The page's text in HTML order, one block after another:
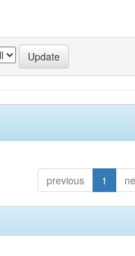
previous 1